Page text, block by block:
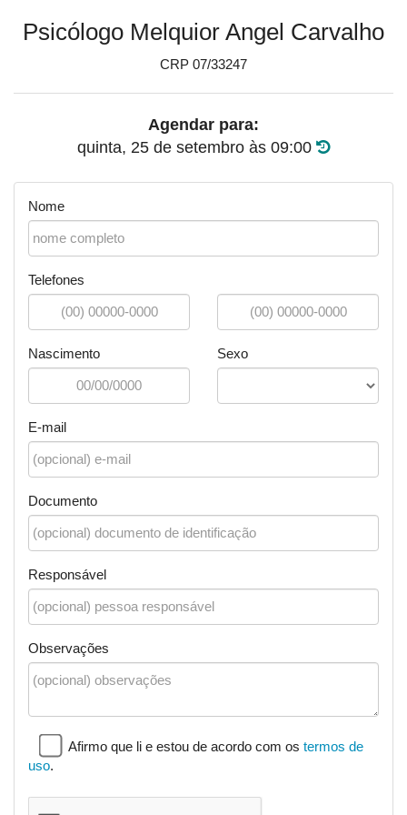
Psicólogo Melquior Angel Carvalho
CRP 07/33247
Agendar para:
quinta, 25 de setembro às 09:00
Nome
Telefones
Nascimento Sexo
E-mail
Documento
Responsável
Observações
Afirmo que li e estou de acordo com os termos de
uso.